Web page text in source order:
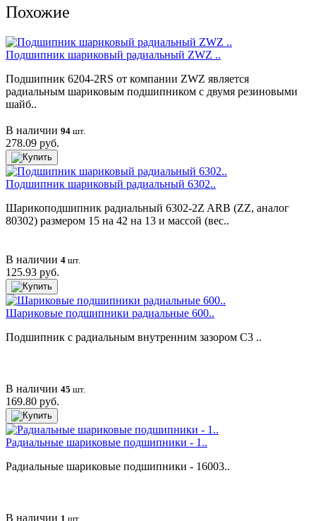
Похожие
Подшипник шариковый радиальный ZWZ ..
Подшипник 6204-2RS от компании ZWZ является
радиальным шариковым подшипником с двумя резиновыми
шайб..
В наличии 94 шт.
278.09 руб.
Подшипник шариковый радиальный 6302..
Шарикоподшипник радиальный 6302-2Z ARB (ZZ, аналог
80302) размером 15 на 42 на 13 и массой (вес..
В наличии 4 шт.
125.93 руб.
Шариковые подшипники радиальные 600..
Подшипник с радиальным внутренним зазором C3 ..
В наличии 45 шт.
169.80 руб.
Радиальные шариковые подшипники - 1..
Радиальные шариковые подшипники - 16003..
В наличии 1 шт.